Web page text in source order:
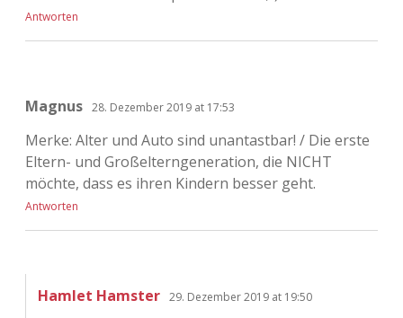
Antworten
Magnus 28. Dezember 2019 at 17:53
Merke: Alter und Auto sind unantastbar! / Die erste
Eltern- und Großelterngeneration, die NICHT
möchte, dass es ihren Kindern besser geht.
Antworten
Hamlet Hamster 29. Dezember 2019 at 19:50